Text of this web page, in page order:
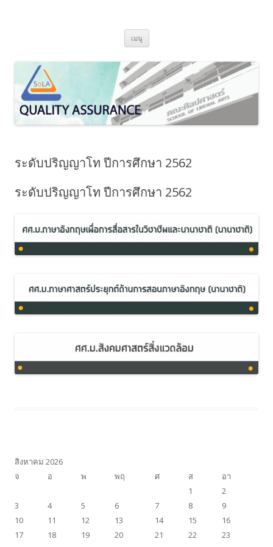
เมนู ข้ามไปยังเนื้อหา
ระดับปริญญาโท ปีการศึกษา 2562
ระดับปริญญาโท ปีการศึกษา 2562
สิงหาคม 2026
จ
อ พ พฤ ศ ส
อา
1
2
3
4 5 6 7 8
9
10
11 12 13 14 15
16
17
18 19 20 21 22
23